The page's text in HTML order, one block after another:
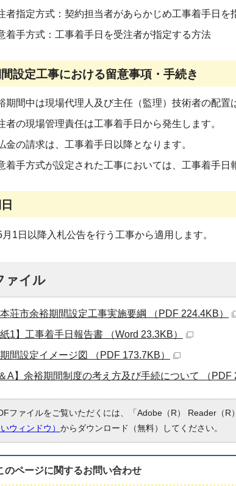
者指定方式：契約担当者があらかじめ工事着手日を
着手方式：工事着手日を受注者が指定する方法
設定工事における留意事項・手続き
期間中は現場代理人及び主任（監理）技術者の配置
者の現場管理責任は工事着手日から発生します。
金の請求は、工事着手日以降となります。
着手方式が設定された工事においては、工事着手日
1日以降入札公告を行う工事から適用します。
ァイル
荘市余裕期間設定工事実施要綱 （PDF 224.4KB）
紙1】工事着手日報告書 （Word 23.3KB）
間設定イメージ図 （PDF 173.7KB）
＆A】余裕期間制度の考え方及び手続について （PDF
ファイルをご覧いただくには、「Adobe（R） Reader（R
いウィンドウ） からダウンロード（無料）してください。
のページに関するお問い合わせ